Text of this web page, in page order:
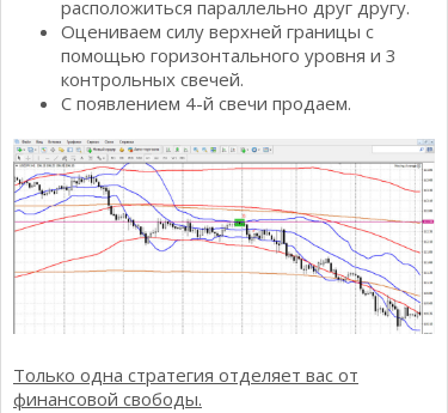
расположиться параллельно друг другу.
Оцениваем силу верхней границы с
помощью горизонтального уровня и 3
контрольных свечей.
С появлением 4-й свечи продаем.
Только одна стратегия отделяет вас от
финансовой свободы.